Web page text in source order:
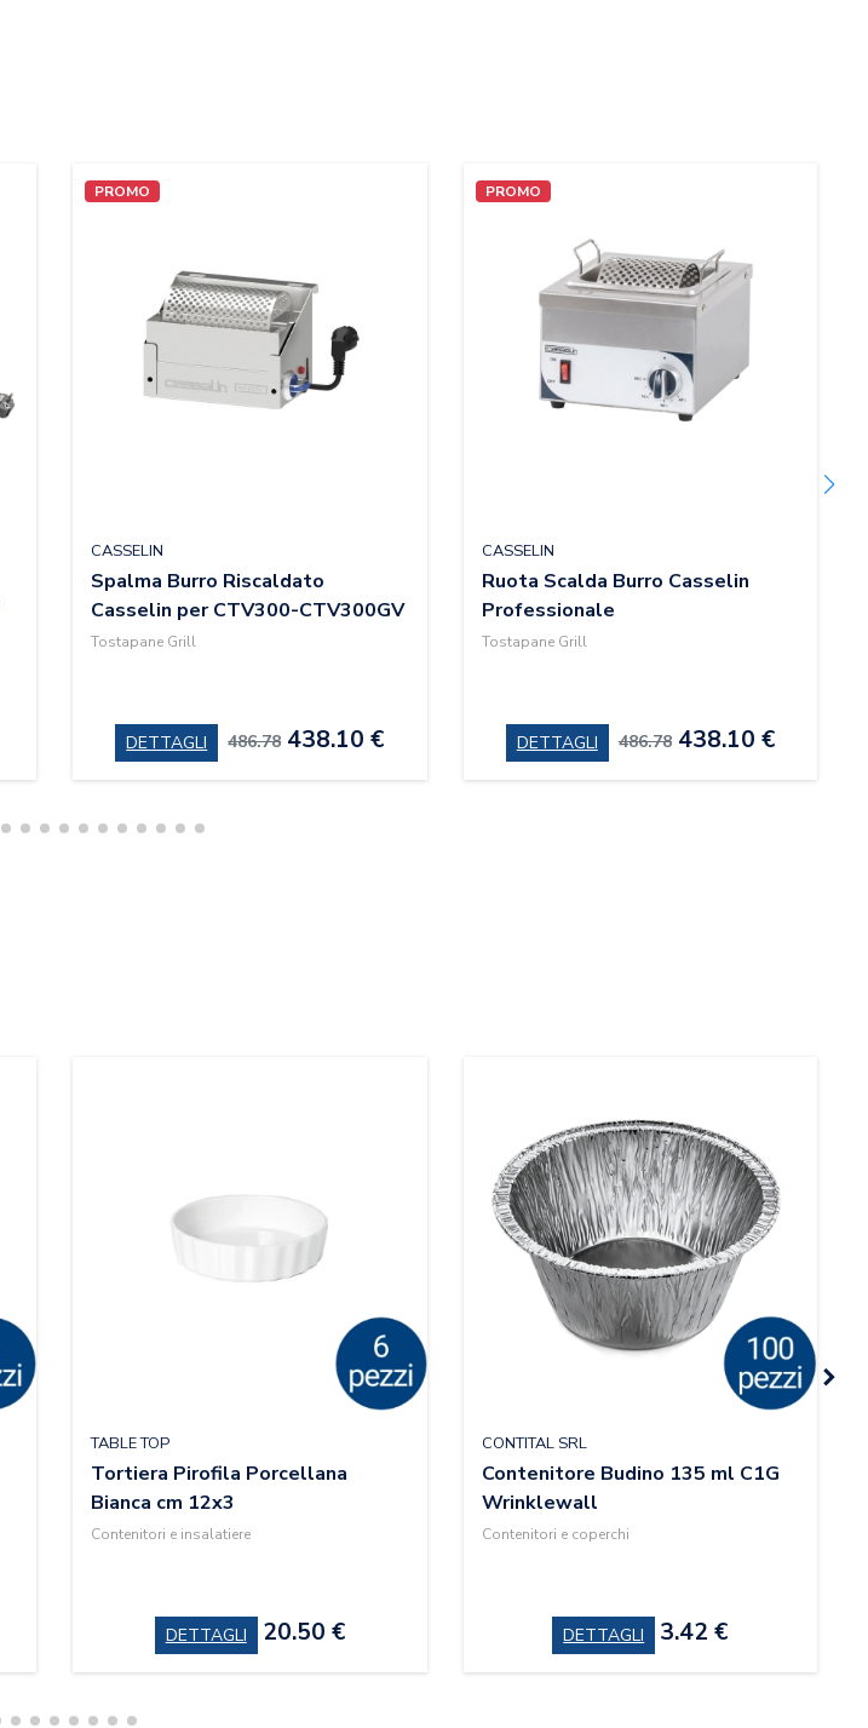
PROMO
CASSELIN
Spalma Burro Riscaldato
Casselin per CTV300-CTV300GV
Tostapane Grill
DETTAGLI 486.78438.10 €
PROMO
CASSELIN
Ruota Scalda Burro Casselin
Professionale
Tostapane Grill
DETTAGLI 486.78438.10 €
TABLE TOP
Tortiera Pirofila Porcellana
Bianca cm 12x3
Contenitori e insalatiere
DETTAGLI 20.50 €
CONTITAL SRL
Contenitore Budino 135 ml C1G
Wrinklewall
Contenitori e coperchi
DETTAGLI 3.42 €